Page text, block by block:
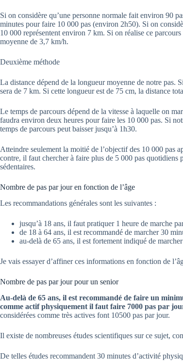
Si on considère qu’une personne normale fait environ 90
minutes pour faire 10 000 pas (environ 2h50). Si on
10 000 représentent environ 7 km. Si on réalise ce
moyenne de 3,7 km/h.
Deuxième méthode
La distance dépend de la longueur moyenne de notre pas.
sera de 7 km. Si cette longueur est de 75 cm, la distance
Le temps de parcours dépend de la vitesse à laquelle on
faudra environ deux heures pour faire les 10 000 pas. Si
temps de parcours peut baisser jusqu’à 1h30.
Atteindre seulement la moitié de l’objectif des 10 000 pas
contre, il faut chercher à faire plus de 5 000 pas quotidiens
sédentaires.
Nombre de pas par jour en fonction de l’âge
Les recommandations générales sont les suivantes :
jusqu’à 18 ans, il faut pratiquer 1 heure de marche
de 18 à 64 ans, il est recommandé de marcher 30
au-delà de 65 ans, il est fortement indiqué de
Je vais essayer d’affiner ces informations en fonction de
Nombre de pas par jour pour un senior
Au-delà de 65 ans, il est recommandé de faire un
comme actif physiquement il faut faire 7000 pas par
considérées comme très actives font 10500 pas par jour.
Il existe de nombreuses études scientifiques sur ce sujet,
De telles études recommandent 30 minutes d’activité